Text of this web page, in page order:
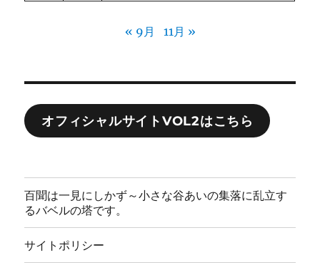
« 9月 11月 »
オフィシャルサイトVOL2はこちら
百聞は一見にしかず～小さな谷あいの集落に乱立す
るバベルの塔です。
サイトポリシー